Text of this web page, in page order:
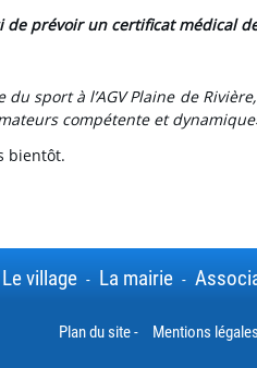
de prévoir un certificat médical
du sport à l’AGV Plaine de
compétente et
bientôt.
Le village - La mairie -
Plan du site- Mentions légales